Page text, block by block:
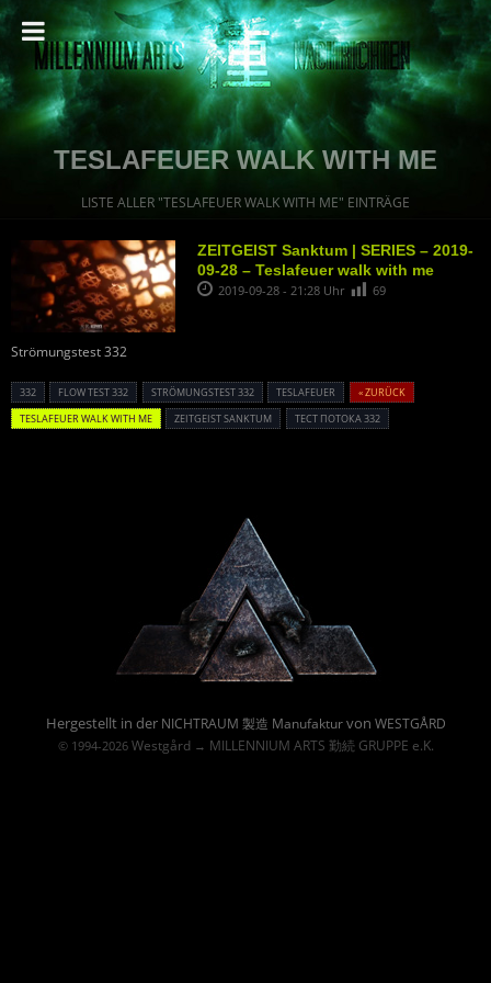
TESLAFEUER WALK WITH ME
LISTE ALLER "TESLAFEUER WALK WITH ME" EINTRÄGE
ZEITGEIST Sanktum | SERIES – 2019-
09-28 – Teslafeuer walk with me
2019-09-28 - 21:28 Uhr 69
Strömungstest 332
332 FLOW TEST 332 STRÖMUNGSTEST 332 TESLAFEUER
« ZURÜCK
TESLAFEUER WALK WITH ME
ZEITGEIST SANKTUM ТЕСТ ПОТОКА 332
Hergestellt in der NICHTRAUM 製造 Manufakturvon WESTGÅRD
© 1994-2026 Westgård→ MILLENNIUM ARTS 勤続 GRUPPE e.K.
Powered By :